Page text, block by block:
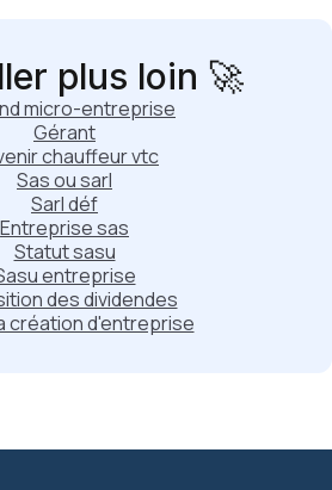
plus loin 🚀
micro-entreprise
Gérant
chauffeur vtc
Sas ou sarl
Sarl déf
Entreprise sas
Statut sasu
entreprise
des dividendes
création d'entreprise